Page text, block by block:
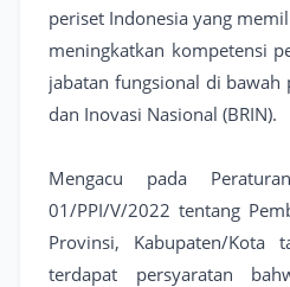
periset Indonesia yang
meningkatkan kompetensi
jabatan fungsional di bawah
dan Inovasi Nasional (BRIN).
Mengacu pada
01/PPI/V/2022 tentang
Provinsi, Kabupaten/
terdapat persyaratan